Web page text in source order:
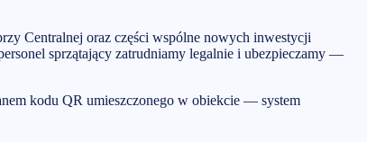
Centralnej oraz części wspólne nowych inwestycji
sprzątający zatrudniamy legalnie i ubezpieczamy —
kodu QR umieszczonego w obiekcie — system